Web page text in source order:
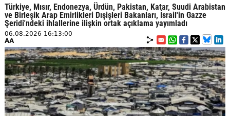
Türkiye, Mısır, Endonezya, Ürdün, Pakistan, Katar, Suudi Arabistan
ve Birleşik Arap Emirlikleri Dışişleri Bakanları, İsrail'in Gazze
Şeridi'ndeki ihlallerine ilişkin ortak açıklama yayımladı
06.08.2026 16:13:00
AA